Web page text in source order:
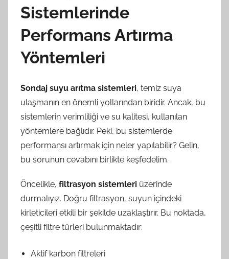
Sistemlerinde
Performans Artırma
Yöntemleri
Sondaj suyu arıtma sistemleri, temiz suya
ulaşmanın en önemli yollarından biridir. Ancak, bu
sistemlerin verimliliği ve su kalitesi, kullanılan
yöntemlere bağlıdır. Peki, bu sistemlerde
performansı artırmak için neler yapılabilir? Gelin,
bu sorunun cevabını birlikte keşfedelim.
Öncelikle, filtrasyon sistemleri üzerinde
durmalıyız. Doğru filtrasyon, suyun içindeki
kirleticileri etkili bir şekilde uzaklaştırır. Bu noktada,
çeşitli filtre türleri bulunmaktadır:
Aktif karbon filtreleri